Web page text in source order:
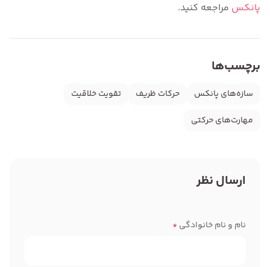
پانکس مراجعه کنید.
برچسب‌ها
سازه‌های پانکس حرکات ظریف
تقویت خلاقیت
مهارت‌های حرکتی
ارسال نظر
نام و نام خانوادگی*